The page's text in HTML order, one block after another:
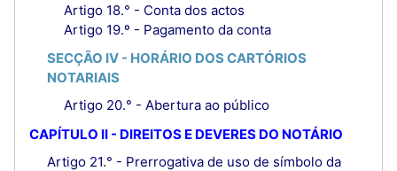
Artigo 18.° - Conta dos actos
Artigo 19.º - Pagamento da conta
SECÇÃO IV - HORÁRIO DOS CARTÓRIOS
NOTARIAIS
Artigo 20.° - Abertura ao público
CAPÍTULO II - DIREITOS E DEVERES DO NOTÁRIO
Artigo 21.° - Prerrogativa de uso de símbolo da